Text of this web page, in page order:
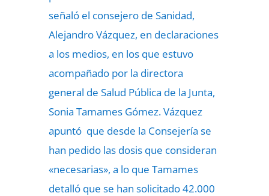
señaló el consejero de Sanidad,
Alejandro Vázquez, en declaraciones
a los medios, en los que estuvo
acompañado por la directora
general de Salud Pública de la Junta,
Sonia Tamames Gómez. Vázquez
apuntó que desde la Consejería se
han pedido las dosis que consideran
«necesarias», a lo que Tamames
detalló que se han solicitado 42.000